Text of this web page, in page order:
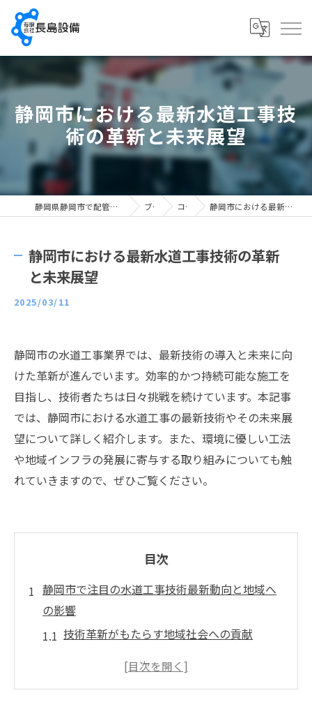
静岡市における最新水道工事技
術の革新と未来展望
静岡県静岡市で配管工の求人なら有限会社長島設備 ブログ コラム 静岡市における最新水道工事技術の革新と未来展望
静岡市における最新水道工事技術の革新
と未来展望
2025/03/11
静岡市の水道工事業界では、最新技術の導入と未来に向
けた革新が進んでいます。効率的かつ持続可能な施工を
目指し、技術者たちは日々挑戦を続けています。本記事
では、静岡市における水道工事の最新技術やその未来展
望について詳しく紹介します。また、環境に優しい工法
や地域インフラの発展に寄与する取り組みについても触
れていきますので、ぜひご覧ください。
目次
静岡市で注目の水道工事技術最新動向と地域へ
の影響
技術革新がもたらす地域社会への貢献
最新技術の導入がもたらす効率化の進展